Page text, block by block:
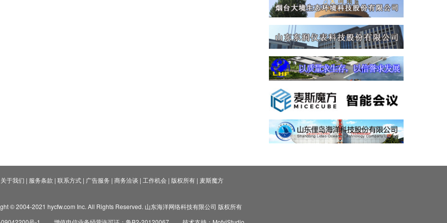
关于我们 | 服务条款 | 联系方式| 广告服务 | 商务洽谈 | 工作机会| 版权所有| 麦斯魔方
© 2004-2021 hycfw.com Inc. All Rights Reserved. 山东海洋网络科技有限公司 版权所有